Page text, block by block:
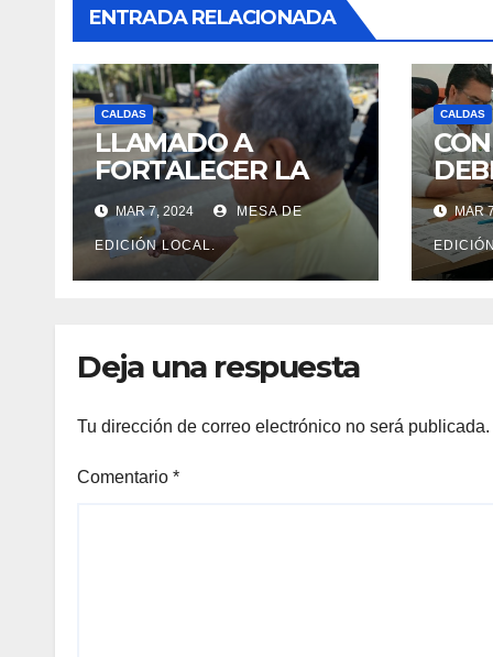
ENTRADA RELACIONADA
CALDAS
LLAMADO A
FORTALECER LA
CULTURA DE LAS
RIFAS LEGALES EN
CALDAS.
MAR 7, 2024 MESA DE
EDICIÓN LOCAL.
CALDAS
SE
ELMAR
Deja una respuesta
Tu dirección de correo electrónico no será publicada.
Comentario *